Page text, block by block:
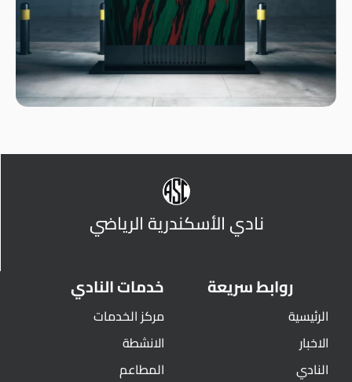
نادي الأسكندرية الرياضي
روابط سريعة
الرئيسية
الاخبار
النادي
خدمات النادي
مركز الخدمات
الانشطة
المطاعم